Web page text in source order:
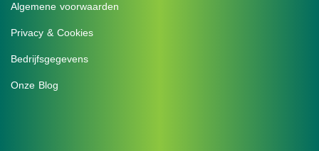
Algemene voorwaarden
Privacy & Cookies
Bedrijfsgegevens
Onze Blog